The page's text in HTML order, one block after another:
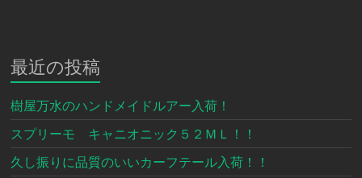
最近の投稿
樹屋万水のハンドメイドルアー入荷！
スプリーモ キャニオニック５２ＭＬ！！
久し振りに品質のいいカーフテール入荷！！